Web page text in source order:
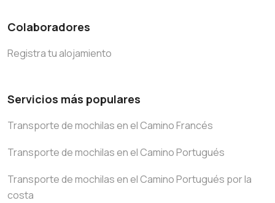
Colaboradores
Registra tu alojamiento
Servicios más populares
Transporte de mochilas en el Camino Francés
Transporte de mochilas en el Camino Portugués
Transporte de mochilas en el Camino Portugués por la
costa